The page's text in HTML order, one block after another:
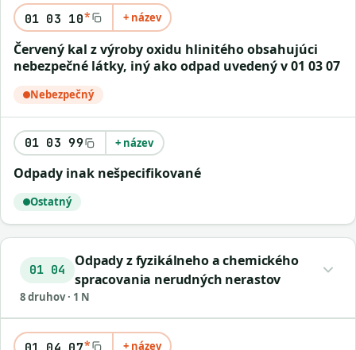
01 03 10* + název
červený kal z výroby oxidu hlinitého obsahujúci
nebezpečné látky, iný ako odpad uvedený v 01 03 07
Nebezpečný
01 03 99 + název
odpady inak nešpecifikované
Ostatný
01 04
Odpady z fyzikálneho a chemického
spracovania nerudných nerastov
8 druhov · 1 N
* + název